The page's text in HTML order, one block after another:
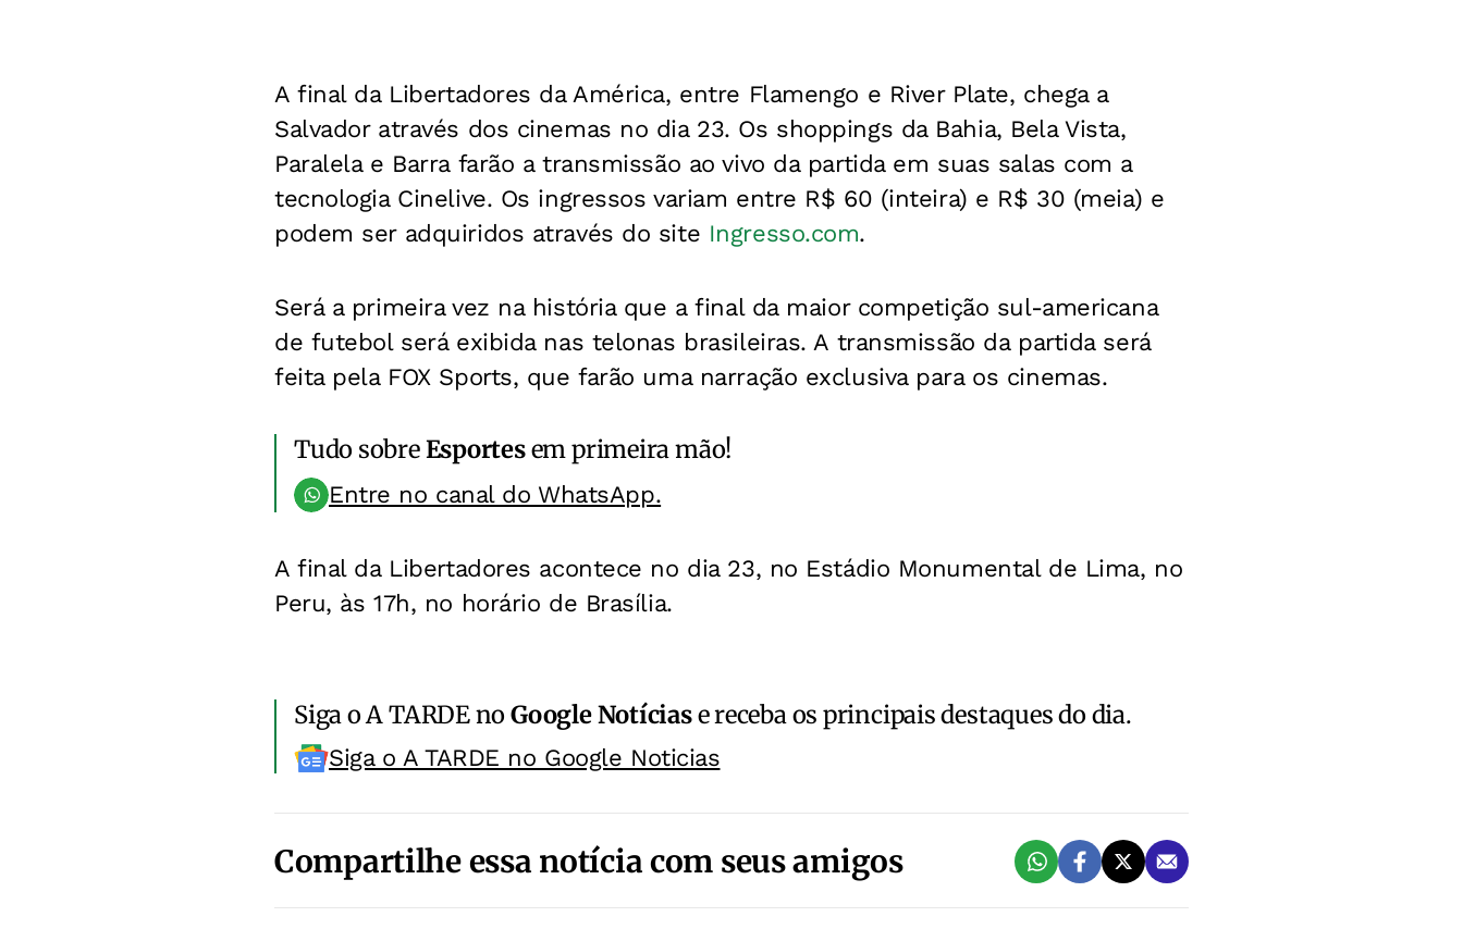
A final da Libertadores da América, entre Flamengo e River Plate, chega a
Salvador através dos cinemas no dia 23. Os shoppings da Bahia, Bela Vista,
Paralela e Barra farão a transmissão ao vivo da partida em suas salas com a
tecnologia Cinelive. Os ingressos variam entre R$ 60 (inteira) e R$ 30 (meia) e
podem ser adquiridos através do site Ingresso.com.
Será a primeira vez na história que a final da maior competição sul-americana
de futebol será exibida nas telonas brasileiras. A transmissão da partida será
feita pela FOX Sports, que farão uma narração exclusiva para os cinemas.
Tudo sobreEsportesem primeira mão!
Entre no canal do WhatsApp.
A final da Libertadores acontece no dia 23, no Estádio Monumental de Lima, no
Peru, às 17h, no horário de Brasília.
Siga o A TARDE noGoogle Notíciase receba os principais destaques do dia.
Siga o A TARDE no Google Noticias
Compartilhe essa notícia com seus amigos